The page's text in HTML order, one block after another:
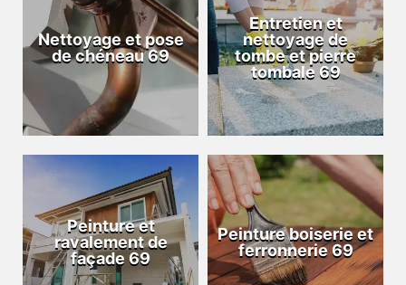
Nettoyage et pose
de chéneau 69
Entretien et
nettoyage de
tombe et pierre
tombale 69
Peinture et
ravalement de
façade 69
Peinture boiserie et
ferronnerie 69